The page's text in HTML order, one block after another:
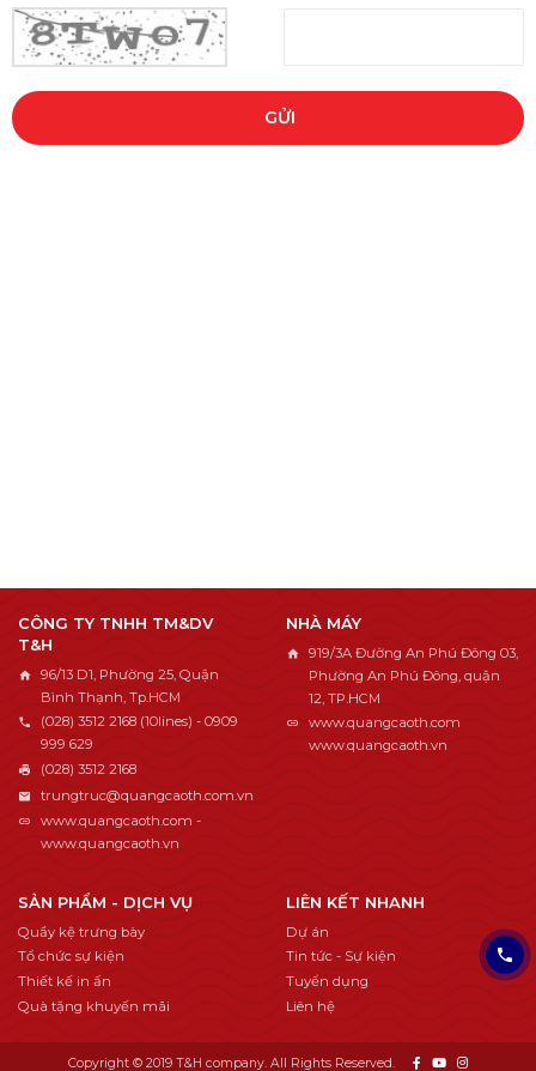
CÔNG TY TNHH TM&DV
T&H
96/13 D1, Phường 25, Quận
Bình Thạnh, Tp.HCM
(028) 3512 2168 (10lines) - 0909
999 629
(028) 3512 2168
trungtruc@quangcaoth.com.vn
www.quangcaoth.com -
www.quangcaoth.vn
NHÀ MÁY
919/3A Đường An Phú Đông 03,
Phường An Phú Đông, quận
12, TP.HCM
www.quangcaoth.com
www.quangcaoth.vn
SẢN PHẨM - DỊCH VỤ
Quầy kệ trưng bày
Tổ chức sự kiện
Thiết kế in ấn
Quà tặng khuyến mãi
LIÊN KẾT NHANH
Dự án
Tin tức - Sự kiện
Tuyển dụng
Liên hệ
Copyright © 2019 T&H company. All Rights Reserved.